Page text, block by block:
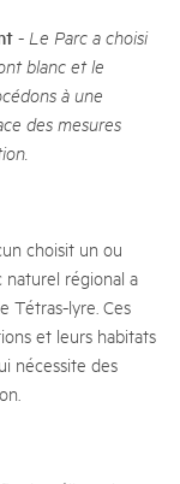
- Le Parc a choisi
blanc et le
à une
des mesures
choisit un ou
naturel régional a
Tétras-lyre. Ces
et leurs habitats
nécessite des